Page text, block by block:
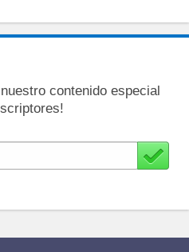
contenido especial